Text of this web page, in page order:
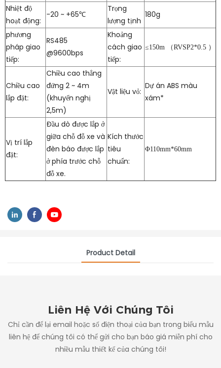
Nhiệt độ
hoạt động:
-20 ~ +65℃
Trọng
lượng tịnh
180g
phương
pháp giao
tiếp:
RS485
@9600bps
Khoảng
cách giao
tiếp:
≤150m （RVSP2*0.5 ）
Chiều cao
lắp đặt:
Chiều cao thẳng
đứng 2 ~ 4m
(khuyến nghị
2,5m)
Vật liệu vỏ:
Dự án ABS màu
xám*
Vị trí lắp
đặt:
Đầu dò được lắp ở
giữa chỗ đỗ xe và
đèn báo được lắp
ở phía trước chỗ
đỗ xe.
Kích thước
tiêu
chuẩn:
Φ110mm*60mm
Product Detail
Liên Hệ Với Chúng Tôi
Chỉ cần để lại email hoặc số điện thoại của bạn trong biểu mẫu
liên hệ để chúng tôi có thể gửi cho bạn báo giá miễn phí cho
nhiều mẫu thiết kế của chúng tôi!